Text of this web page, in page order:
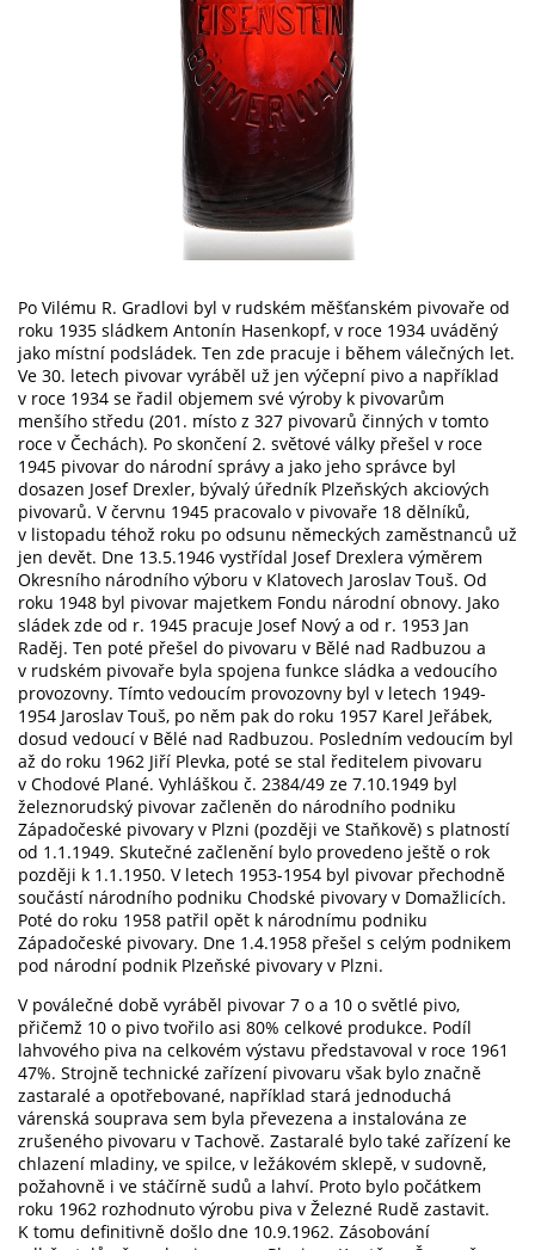
Po Vilému R. Gradlovi byl v rudském měšťanském pivovaře od
roku 1935 sládkem Antonín Hasenkopf, v roce 1934 uváděný
jako místní podsládek. Ten zde pracuje i během válečných let.
Ve 30. letech pivovar vyráběl už jen výčepní pivo a například
v roce 1934 se řadil objemem své výroby k pivovarům
menšího středu (201. místo z 327 pivovarů činných v tomto
roce v Čechách). Po skončení 2. světové války přešel v roce
1945 pivovar do národní správy a jako jeho správce byl
dosazen Josef Drexler, bývalý úředník Plzeňských akciových
pivovarů. V červnu 1945 pracovalo v pivovaře 18 dělníků,
v listopadu téhož roku po odsunu německých zaměstnanců už
jen devět. Dne 13.5.1946 vystřídal Josef Drexlera výměrem
Okresního národního výboru v Klatovech Jaroslav Touš. Od
roku 1948 byl pivovar majetkem Fondu národní obnovy. Jako
sládek zde od r. 1945 pracuje Josef Nový a od r. 1953 Jan
Raděj. Ten poté přešel do pivovaru v Bělé nad Radbuzou a
v rudském pivovaře byla spojena funkce sládka a vedoucího
provozovny. Tímto vedoucím provozovny byl v letech 1949-
1954 Jaroslav Touš, po něm pak do roku 1957 Karel Jeřábek,
dosud vedoucí v Bělé nad Radbuzou. Posledním vedoucím byl
až do roku 1962 Jiří Plevka, poté se stal ředitelem pivovaru
v Chodové Plané. Vyhláškou č. 2384/49 ze 7.10.1949 byl
železnorudský pivovar začleněn do národního podniku
Západočeské pivovary v Plzni (později ve Staňkově) s platností
od 1.1.1949. Skutečné začlenění bylo provedeno ještě o rok
později k 1.1.1950. V letech 1953-1954 byl pivovar přechodně
součástí národního podniku Chodské pivovary v Domažlicích.
Poté do roku 1958 patřil opět k národnímu podniku
Západočeské pivovary. Dne 1.4.1958 přešel s celým podnikem
pod národní podnik Plzeňské pivovary v Plzni.
V poválečné době vyráběl pivovar 7 o a 10 o světlé pivo,
přičemž 10 o pivo tvořilo asi 80% celkové produkce. Podíl
lahvového piva na celkovém výstavu představoval v roce 1961
47%. Strojně technické zařízení pivovaru však bylo značně
zastaralé a opotřebované, například stará jednoduchá
várenská souprava sem byla převezena a instalována ze
zrušeného pivovaru v Tachově. Zastaralé bylo také zařízení ke
chlazení mladiny, ve spilce, v ležákovém sklepě, v sudovně,
požahovně i ve stáčírně sudů a lahví. Proto bylo počátkem
roku 1962 rozhodnuto výrobu piva v Železné Rudě zastavit.
K tomu definitivně došlo dne 10.9.1962. Zásobování